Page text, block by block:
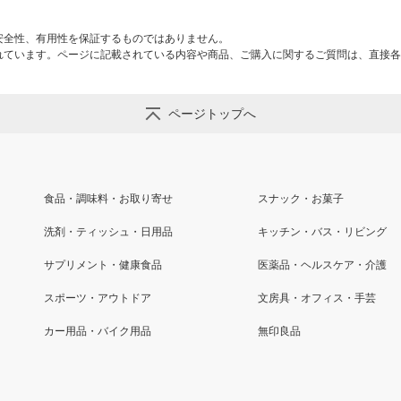
性、有用性を保証するものではありません。
います。ページに記載されている内容や商品、ご購入に関するご質問は、直接
ページトップへ
食品・調味料・お取り寄せ スナック・お菓子
洗剤・ティッシュ・日用品 キッチン・バス・リビング
サプリメント・健康食品 医薬品・ヘルスケア・介護
スポーツ・アウトドア 文房具・オフィス・手芸
カー用品・バイク用品 無印良品